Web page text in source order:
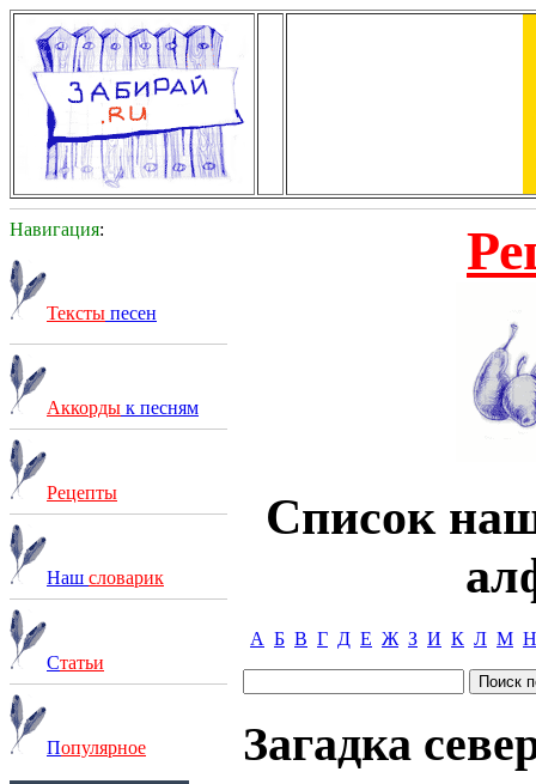
Навигация:
Тексты песен
Аккорды к песням
Рецепты
Наш словарик
Статьи
Популярное
Список
А Б В Г Д Е Ж З И К Л М Н
Загадка